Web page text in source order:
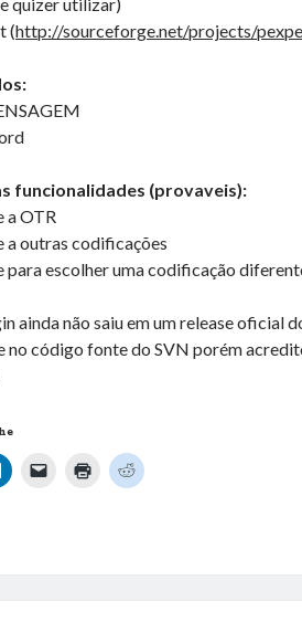
(http://sourceforge.net/projects/
funcionalidades (provaveis):
a OTR
a outras codificações
para escolher uma codificação
ainda não saiu em um release oficial
no código fonte do SVN porém